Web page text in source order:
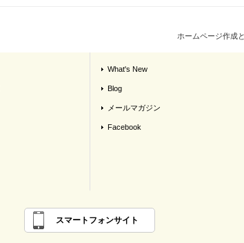
ホームページ作成
What's New
Blog
メールマガジン
Facebook
スマートフォンサイト